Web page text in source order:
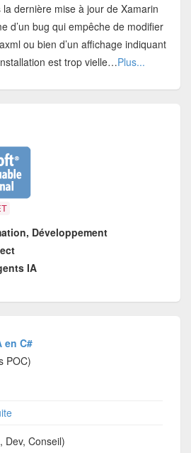
dernière mise à jour de Xamarin
d’un bug qui empêche de modifier
ou bien d’un affichage indiquant
est trop vielle…Plus...
Développement
IA
en C#
POC)
Dev, Conseil)